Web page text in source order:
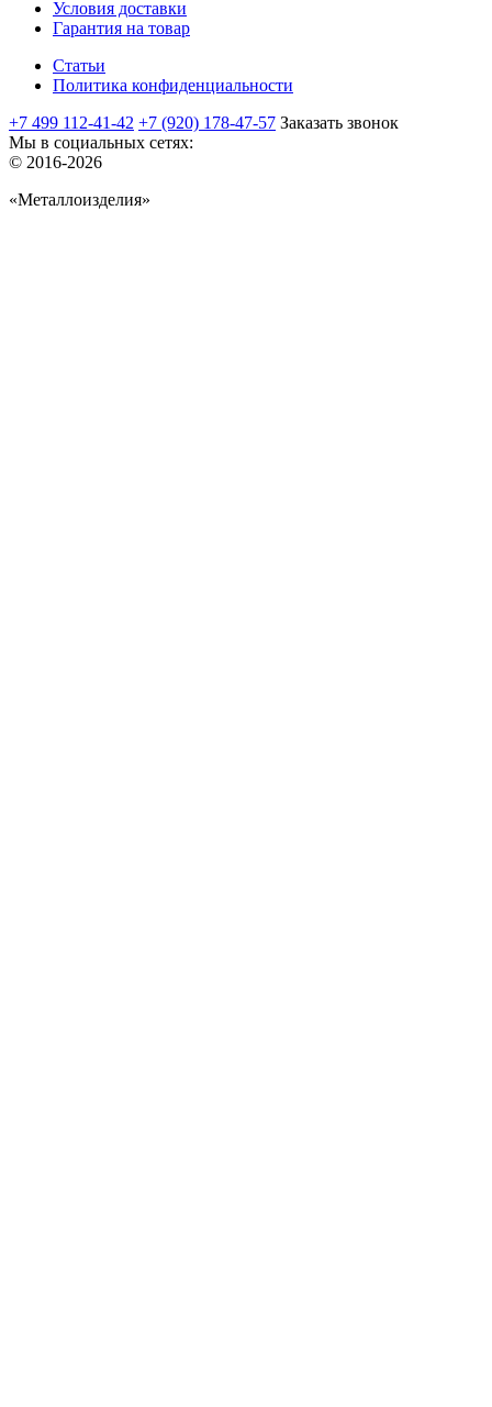
Условия доставки
Гарантия на товар
Статьи
Политика конфиденциальности
+7 499 112-41-42 +7 (920) 178-47-57 Заказать звонок
Мы в социальных сетях:
© 2016-2026
«Металлоизделия»